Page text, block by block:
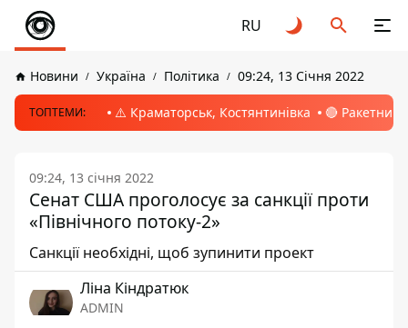
RU
Новини Україна Політика 09:24, 13 Січня 2022
ТОПТЕМИ: ⚠️ Краматорськ, Костянтинівка 🔴 Ракетний
09:24, 13 січня 2022
Сенат США проголосує за санкції проти
«Північного потоку-2»
Санкції необхідні, щоб зупинити проект
Ліна Кіндратюк
ADMIN